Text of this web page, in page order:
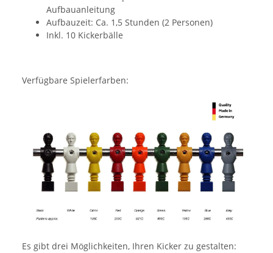
Aufbauanleitung
Aufbauzeit: Ca. 1,5 Stunden (2 Personen)
Inkl. 10 Kickerbälle
Verfügbare Spielerfarben:
Es gibt drei Möglichkeiten, Ihren Kicker zu gestalten: